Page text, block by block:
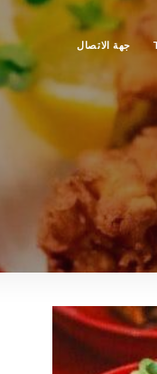
جهة الاتصال